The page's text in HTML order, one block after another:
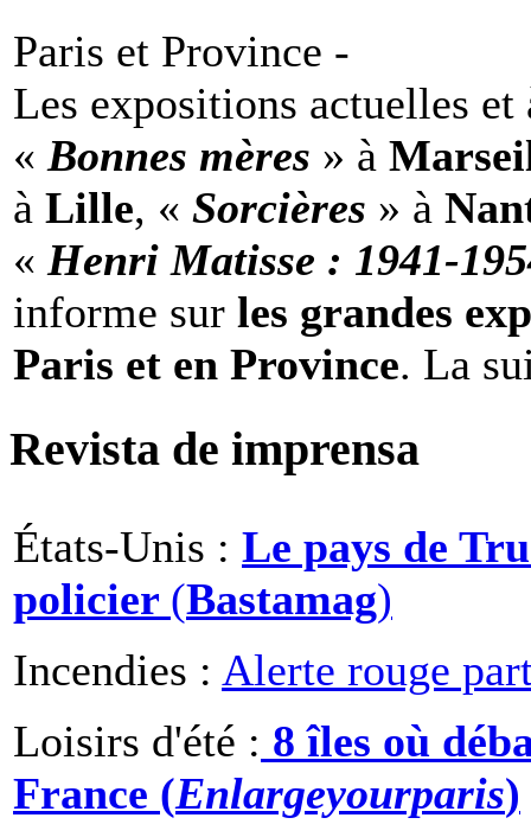
Paris et Province -
Les expositions actuelles
« Bonnes mères » à
à Lille, « Sorcières » à
« Henri Matisse : 1941-
informe sur les grandes
Paris et en Province. La
Revista de imprensa
États-Unis : Le pays de
policier (Bastamag)
Incendies : Alerte rouge
Loisirs d'été : 8 îles où
France (Enlargeyourparis)